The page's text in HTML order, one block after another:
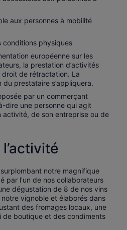
aux personnes à mobilité
conditions physiques
européenne sur les
la prestation d’activités
droit de rétractation. La
du prestataire s’appliquera.
par un commerçant
dire une personne qui agit
activité, de son entreprise ou de
notre magnifique
par l'un de nos collaborateurs
dégustation de 8 de nos vins
vignoble et élaborés dans
des fromages locaux, une
de boutique et des condiments